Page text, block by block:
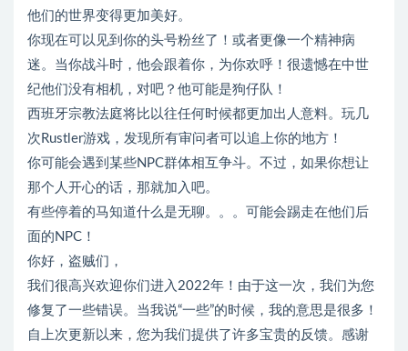
他们的世界变得更加美好。
你现在可以见到你的头号粉丝了！或者更像一个精神病
迷。当你战斗时，他会跟着你，为你欢呼！很遗憾在中世
纪他们没有相机，对吧？他可能是狗仔队！
西班牙宗教法庭将比以往任何时候都更加出人意料。玩几
次Rustler游戏，发现所有审问者可以追上你的地方！
你可能会遇到某些NPC群体相互争斗。不过，如果你想让
那个人开心的话，那就加入吧。
有些停着的马知道什么是无聊。。。可能会踢走在他们后
面的NPC！
你好，盗贼们，
我们很高兴欢迎你们进入2022年！由于这一次，我们为您
修复了一些错误。当我说“一些”的时候，我的意思是很多！
自上次更新以来，您为我们提供了许多宝贵的反馈。感谢